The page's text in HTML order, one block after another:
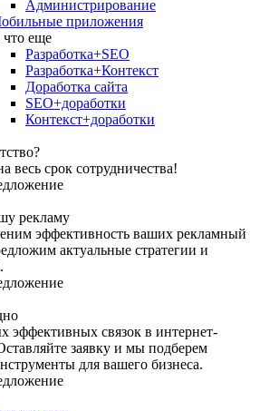
Администрирование
приложения
еще
Разработка+SEO
Разработка+Контекст
Доработка сайта
SEO+доработки
Контекст+доработки
весь срок сотрудничества!
рекламу
эффективность ваших рекламный
актуальные стратегии и
эффективных связок в интернет-
заявку и мы подберем
для вашего бизнеса.